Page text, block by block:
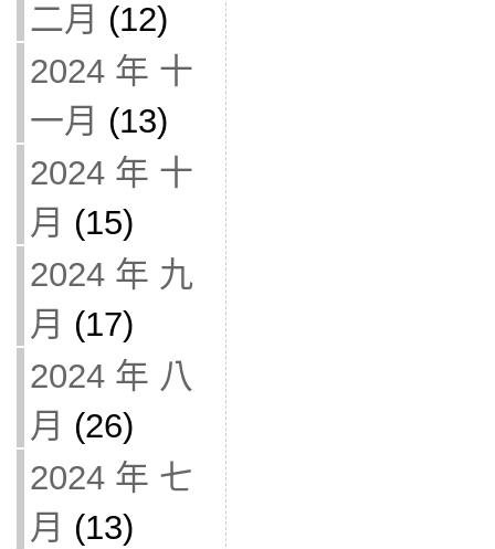
二月 (12)
2024 年 十
一月 (13)
2024 年 十
月 (15)
2024 年 九
月 (17)
2024 年 八
月 (26)
2024 年 七
月 (13)